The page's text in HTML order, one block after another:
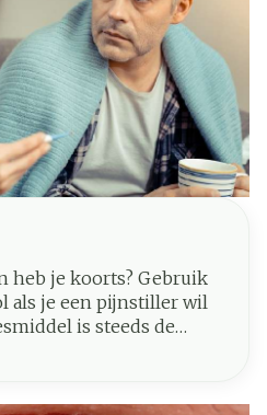
heb je koorts? Gebruik
als je een pijnstiller wil
is steeds de